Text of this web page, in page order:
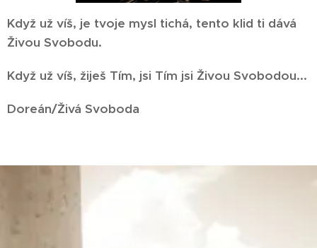
Když už víš, je tvoje mysl tichá, tento klid ti dává
Živou Svobodu.
Když už víš, žiješ Tím, jsi Tím jsi Živou Svobodou...
Doreán/Živá Svoboda